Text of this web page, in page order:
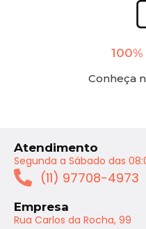
100%
Conheça
Atendimento
Segunda a Sábado das
(11) 97708-4973
Empresa
Rua Carlos da Rocha, 99